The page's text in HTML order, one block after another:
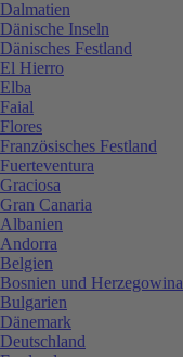
Dalmatien
Dänische Inseln
Dänisches Festland
El Hierro
Elba
Faial
Flores
Französisches Festland
Fuerteventura
Graciosa
Gran Canaria
Albanien
Andorra
Belgien
Bosnien und Herzegowina
Bulgarien
Dänemark
Deutschland